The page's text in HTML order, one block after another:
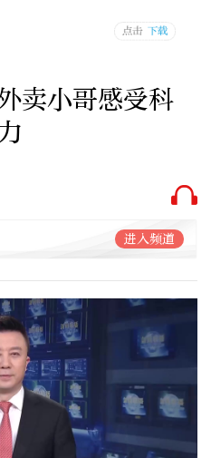
卖小哥感受科
进入频道